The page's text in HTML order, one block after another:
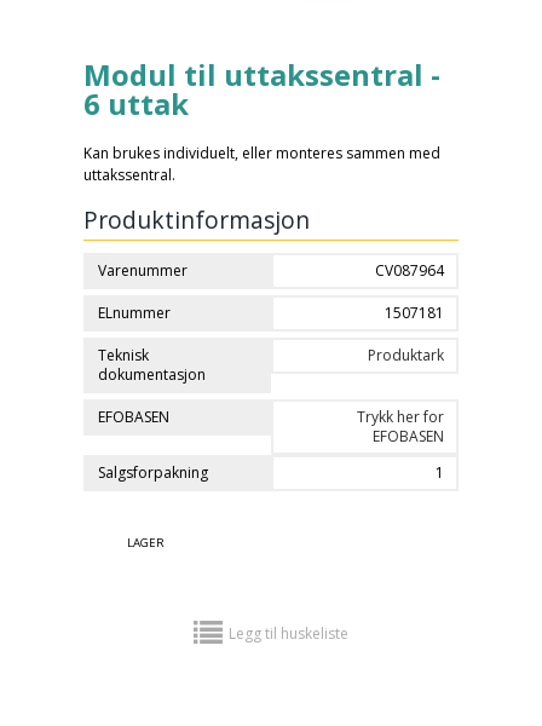
Modul til uttakssentral -
6 uttak
Kan brukes individuelt, eller monteres sammen med
uttakssentral.
Produktinformasjon
Varenummer CV087964
ELnummer 1507181
Teknisk
dokumentasjon
Produktark
EFOBASEN
Trykk her for
EFOBASEN
Salgsforpakning
1
LAGER
Legg til huskeliste